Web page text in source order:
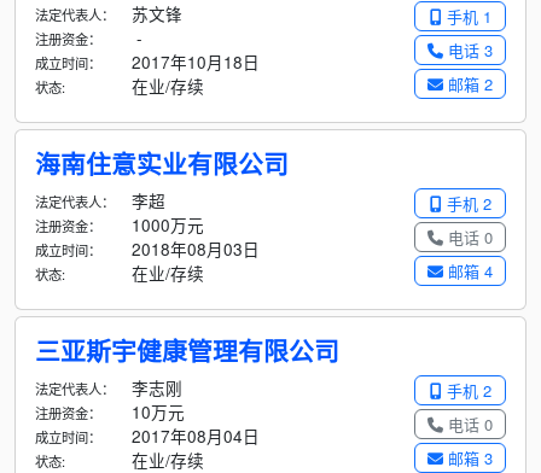
手机 1
电话 3
邮箱 2
法定代表人： 苏文锋
注册资金： -
成立时间： 2017年10月18日
状态: 在业/存续
海南住意实业有限公司
手机 2
电话 0
邮箱 4
法定代表人： 李超
注册资金： 1000万元
成立时间： 2018年08月03日
状态: 在业/存续
三亚斯宇健康管理有限公司
手机 2
电话 0
邮箱 3
法定代表人： 李志刚
注册资金： 10万元
成立时间： 2017年08月04日
状态: 在业/存续